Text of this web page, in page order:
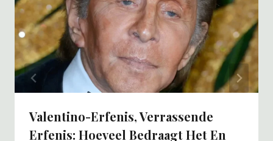
Valentino-Erfenis, Verrassende
Erfenis: Hoeveel Bedraagt ​​het En